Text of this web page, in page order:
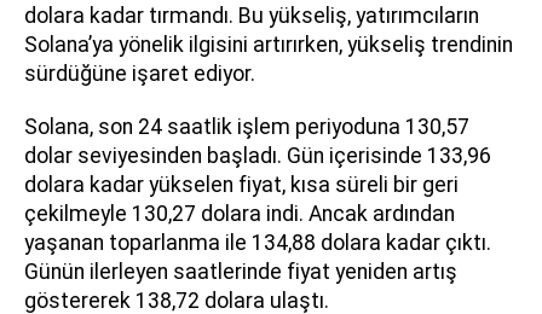
dolara kadar tırmandı. Bu yükseliş, yatırımcıların
Solana’ya yönelik ilgisini artırırken, yükseliş trendinin
sürdüğüne işaret ediyor.
Solana, son 24 saatlik işlem periyoduna 130,57
dolar seviyesinden başladı. Gün içerisinde 133,96
dolara kadar yükselen fiyat, kısa süreli bir geri
çekilmeyle 130,27 dolara indi. Ancak ardından
yaşanan toparlanma ile 134,88 dolara kadar çıktı.
Günün ilerleyen saatlerinde fiyat yeniden artış
göstererek 138,72 dolara ulaştı.